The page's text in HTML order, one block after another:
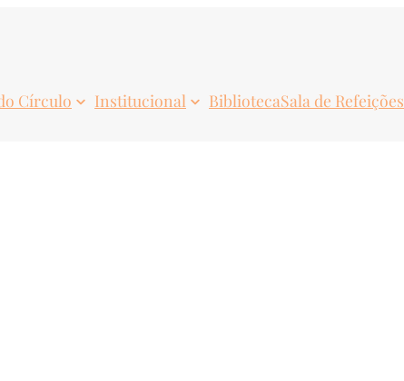
Círculo Institucional BibliotecaSala de Refeições